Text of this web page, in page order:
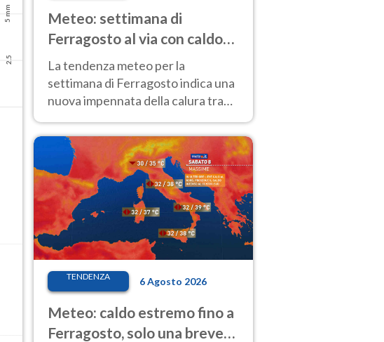
5 mm
2.5
Meteo: settimana di
Ferragosto al via con caldo
intenso e qualche temporale
La tendenza meteo per la
settimana di Ferragosto indica una
nuova impennata della calura tra
anche al Nord.
TENDENZA 6 Agosto 2026
Meteo: caldo estremo fino a
Ferragosto, solo una breve